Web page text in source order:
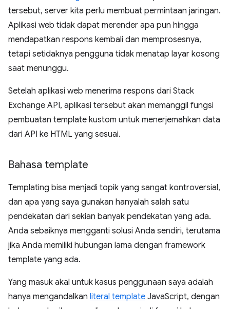
tersebut, server kita perlu membuat permintaan jaringan.
Aplikasi web tidak dapat merender apa pun hingga
mendapatkan respons kembali dan memprosesnya,
tetapi setidaknya pengguna tidak menatap layar kosong
saat menunggu.
Setelah aplikasi web menerima respons dari Stack
Exchange API, aplikasi tersebut akan memanggil fungsi
pembuatan template kustom untuk menerjemahkan data
dari API ke HTML yang sesuai.
Bahasa template
Templating bisa menjadi topik yang sangat kontroversial,
dan apa yang saya gunakan hanyalah salah satu
pendekatan dari sekian banyak pendekatan yang ada.
Anda sebaiknya mengganti solusi Anda sendiri, terutama
jika Anda memiliki hubungan lama dengan framework
template yang ada.
Yang masuk akal untuk kasus penggunaan saya adalah
hanya mengandalkan literal template JavaScript, dengan